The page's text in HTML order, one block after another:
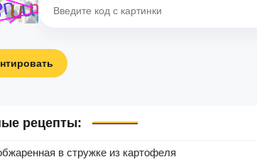
рецепты:
в стружке из картофеля